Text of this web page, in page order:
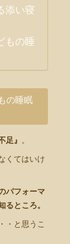
添い寝
もの睡
の睡眠
足』 。
くてはいけ
パフォーマ
るところ。
・と思うこ